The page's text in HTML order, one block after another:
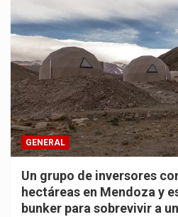
GENERAL
Un grupo de inversores
hectáreas en Mendoza y
bunker para sobrevivir a